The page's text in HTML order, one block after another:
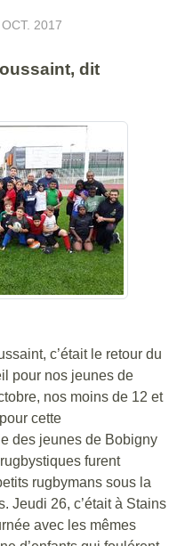
2017
dit
c’était le retour du
pour nos jeunes de
nos moins de 12 et
cette
des jeunes de Bobigny
furent
rugbymans sous la
Jeudi 26, c’était à Stains
avec les mêmes